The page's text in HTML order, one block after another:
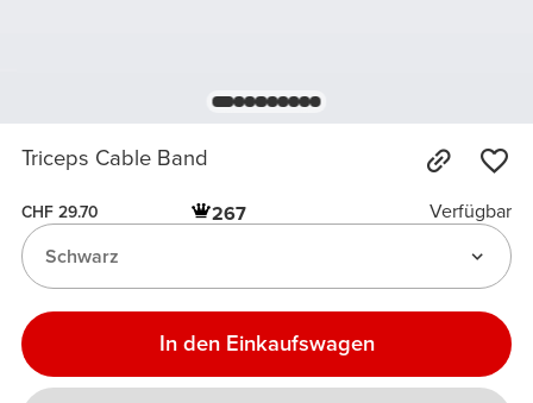
Triceps Cable Band
CHF 29.70 267
Verfügbar
Schwarz
In den Einkaufswagen